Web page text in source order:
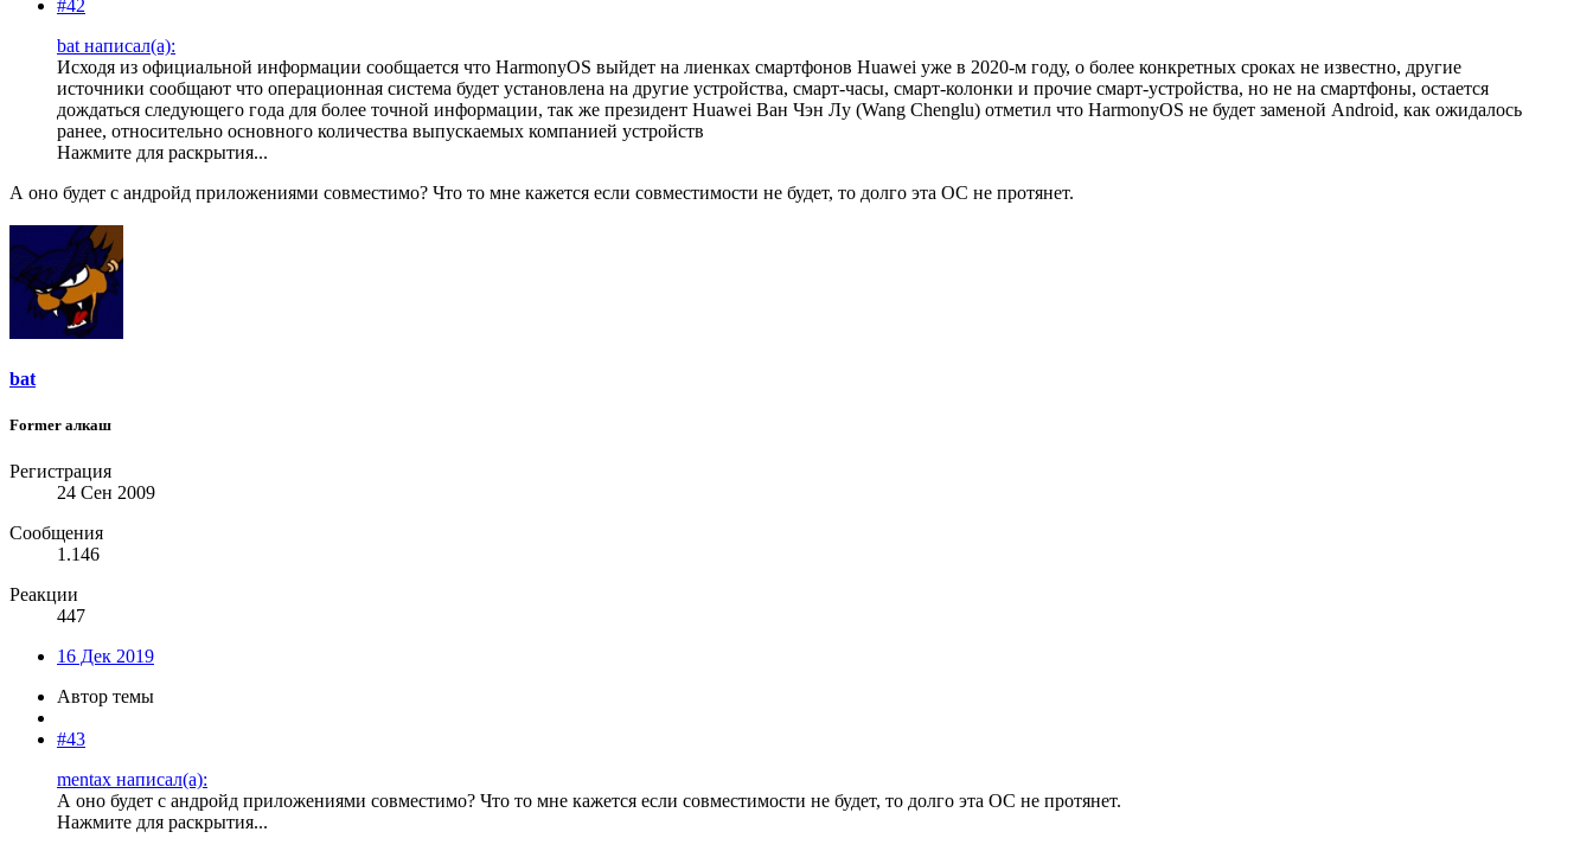
#42
bat написал(а):
Исходя из официальной информации сообщается что HarmonyOS выйдет на лиенках смартфонов Huawei уже в 2020-м году, о более конкретных сроках не известно, другие
источники сообщают что операционная система будет установлена на другие устройства, смарт-часы, смарт-колонки и прочие смарт-устройства, но не на смартфоны, остается
дождаться следующего года для более точной информации, так же президент Huawei Ван Чэн Лу (Wang Chenglu) отметил что HarmonyOS не будет заменой Android, как ожидалось
ранее, относительно основного количества выпускаемых компанией устройств
Нажмите для раскрытия...
А оно будет с андройд приложениями совместимо? Что то мне кажется если совместимости не будет, то долго эта ОС не протянет.
bat
Former алкаш
Регистрация
24 Сен 2009
Сообщения
1.146
Реакции
447
16 Дек 2019
Автор темы
#43
mentax написал(а):
А оно будет с андройд приложениями совместимо? Что то мне кажется если совместимости не будет, то долго эта ОС не протянет.
Нажмите для раскрытия...